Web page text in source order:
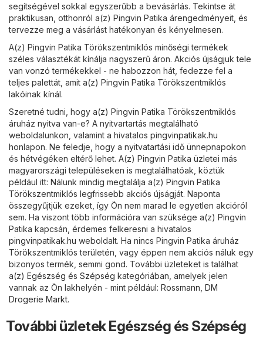
segítségével sokkal egyszerűbb a bevásárlás. Tekintse át
praktikusan, otthonról a(z) Pingvin Patika árengedményeit, és
tervezze meg a vásárlást hatékonyan és kényelmesen.
A(z) Pingvin Patika Törökszentmiklós minőségi termékek
széles választékát kínálja nagyszerű áron. Akciós újságjuk tele
van vonzó termékekkel - ne habozzon hát, fedezze fel a
teljes palettát, amit a(z) Pingvin Patika Törökszentmiklós
lakóinak kínál.
Szeretné tudni, hogy a(z) Pingvin Patika Törökszentmiklós
áruház nyitva van-e? A nyitvartartás megtalálható
weboldalunkon, valamint a hivatalos pingvinpatikak.hu
honlapon. Ne feledje, hogy a nyitvatartási idő ünnepnapokon
és hétvégéken eltérő lehet. A(z) Pingvin Patika üzletei más
magyarországi településeken is megtalálhatóak, köztük
például itt: Nálunk mindig megtalálja a(z) Pingvin Patika
Törökszentmiklós legfrissebb akciós újságját. Naponta
összegyűjtjük ezeket, így Ön nem marad le egyetlen akcióról
sem. Ha viszont több információra van szüksége a(z) Pingvin
Patika kapcsán, érdemes felkeresni a hivatalos
pingvinpatikak.hu weboldalt. Ha nincs Pingvin Patika áruház
Törökszentmiklós területén, vagy éppen nem akciós náluk egy
bizonyos termék, semmi gond. További üzleteket is találhat
a(z) Egészség és Szépség kategóriában, amelyek jelen
vannak az Ön lakhelyén - mint például: Rossmann DM
Drogerie Markt.
További üzletek Egészség és Szépség